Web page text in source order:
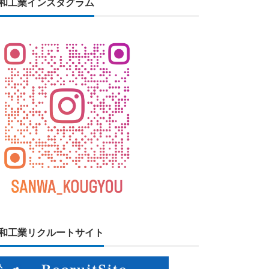
工業インスタグラム
工業リクルートサイト